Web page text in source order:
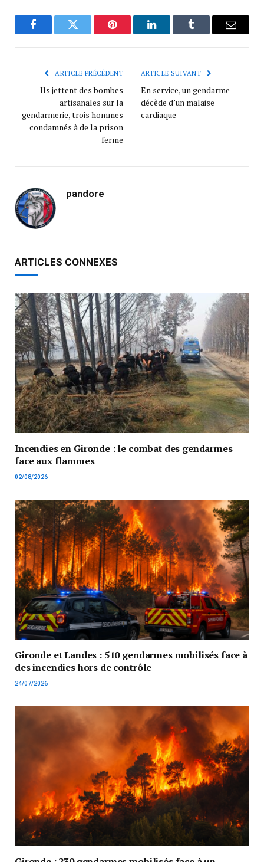
FacebookTwitter Pinterest LinkedInTumblr
ARTICLE PRÉCÉDENT
Ils jettent des bombes
artisanales sur la
gendarmerie, trois hommes
condamnés à de la prison
ferme
ARTICLE SUIVANT
En service, un gendarme
décède d’un malaise
cardiaque
pandore
ARTICLES CONNEXES
Incendies en Gironde : le combat des gendarmes
face aux flammes
02/08/2026
Gironde et Landes : 510 gendarmes mobilisés face à
des incendies hors de contrôle
24/07/2026